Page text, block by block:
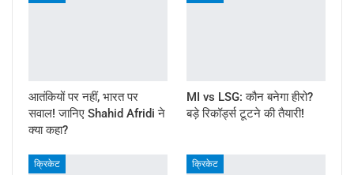
आतंकियों पर नहीं, भारत पर
सवाल! जानिए Shahid Afridi ने
क्या कहा?
MI vs LSG: कौन बनेगा हीरो?
बड़े रिकॉर्ड्स टूटने की तैयारी!
क्रिकेट क्रिकेट